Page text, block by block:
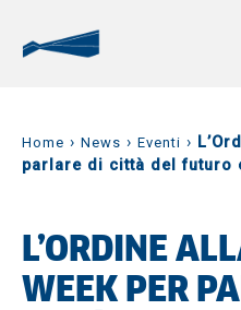
Home › News › Eventi ›
parlare di città del futuro
L’ORDINE
WEEK PER